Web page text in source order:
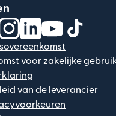
geopend in een nieuw
geopend in een
(wordt geopend in
(wordt geopend
(wordt
voor zakelijke
van de leverancier